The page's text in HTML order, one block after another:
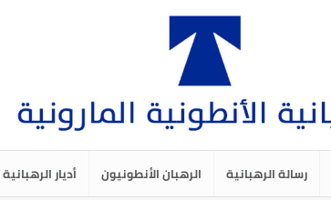
رسالة الرهبانية الرهبان الأنطونيون أديار الرهبانية